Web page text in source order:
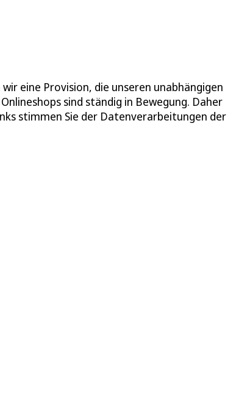
eine Provision, die unseren unabhängigen
sind ständig in Bewegung. Daher
stimmen Sie der Datenverarbeitungen der